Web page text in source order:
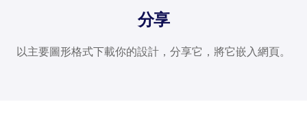
分享
以主要圖形格式下載你的設計，分享它，將它嵌入網頁。